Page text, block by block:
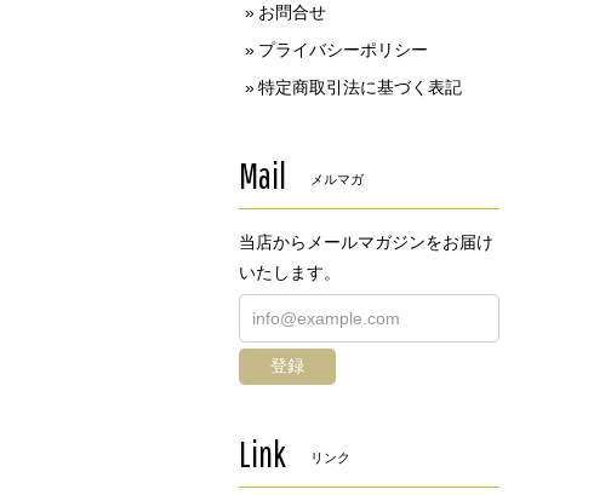
お問合せ
プライバシーポリシー
特定商取引法に基づく表記
Mail メルマガ
当店からメールマガジンをお届け
いたします。
登録
Link リンク